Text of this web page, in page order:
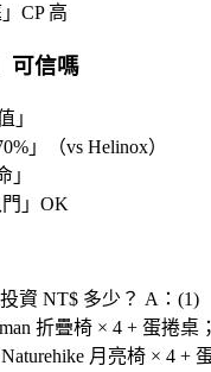
」CP 高
可信嗎
」
」（vs Helinox）
」
」OK
資 NT$ 多少？ A：(1)
折疊椅 × 4 + 蛋捲桌
月亮椅 × 4 +